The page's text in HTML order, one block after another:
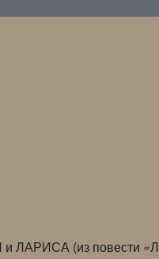
ЛАРИСА (из повести